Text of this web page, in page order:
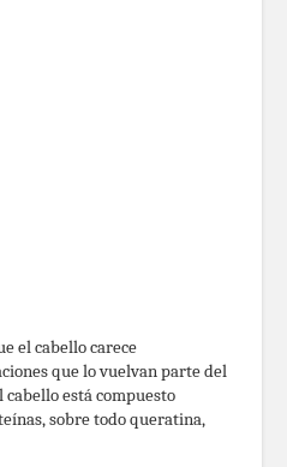
el cabello carece
que lo vuelvan parte del
está compuesto
sobre todo queratina,